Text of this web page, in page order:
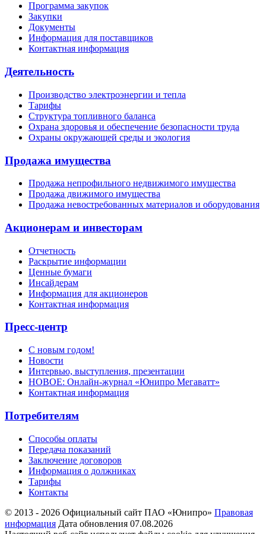
Программа закупок
Закупки
Документы
Информация для поставщиков
Контактная информация
Деятельность
Производство электроэнергии и тепла
Тарифы
Структура топливного баланса
Охрана здоровья и обеспечение безопасности труда
Охраны окружающей среды и экология
Продажа имущества
Продажа непрофильного недвижимого имущества
Продажа движимого имущества
Продажа невостребованных материалов и оборудования
Акционерам и инвесторам
Отчетность
Раскрытие информации
Ценные бумаги
Инсайдерам
Информация для акционеров
Контактная информация
Пресс-центр
С новым годом!
Новости
Интервью, выступления, презентации
НОВОЕ: Онлайн-журнал «Юнипро Мегаватт»
Контактная информация
Потребителям
Способы оплаты
Передача показаний
Заключение договоров
Информация о должниках
Тарифы
Контакты
© 2013 - 2026 Официальный сайт ПАО «Юнипро» Правовая
информация Дата обновления 07.08.2026